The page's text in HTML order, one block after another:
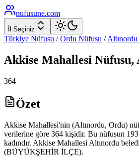
nufusune.com
İl Seçiniz
Türkiye Nüfusu / Ordu Nüfusu / Altınordu
Akkise Mahallesi Nüfusu,
364
Özet
Akkise Mahallesi'nin (Altınordu, Ordu)
verilerine göre 364 kişidir. Bu nüfusun
kadındır. Akkise Mahallesi Altınordu
(BÜYÜKŞEHİR İLÇE).